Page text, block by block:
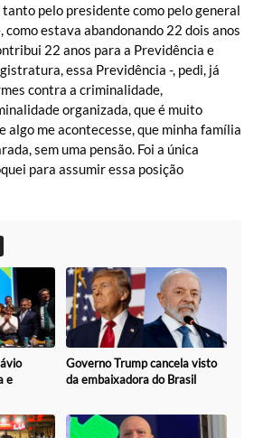
pelo presidente como pelo general
como estava abandonando 22 dois anos
22 anos para a Previdência e
essa Previdência -, pedi, já
contra a criminalidade,
organizada, que é muito
algo me acontecesse, que minha família
sem uma pensão. Foi a única
para assumir essa posição
e
Governo Trump cancela visto
da embaixadora do Brasil